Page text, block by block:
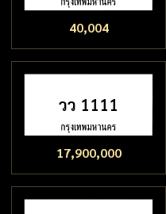
40,004
วว 1111
17,900,000